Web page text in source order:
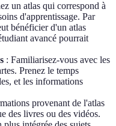
un atlas qui correspond à
d'apprentissage. Par
bénéficier d'un atlas
avancé pourrait
: Familiarisez-vous avec les
Prenez le temps
et les informations
provenant de l'atlas
des livres ou des vidéos.